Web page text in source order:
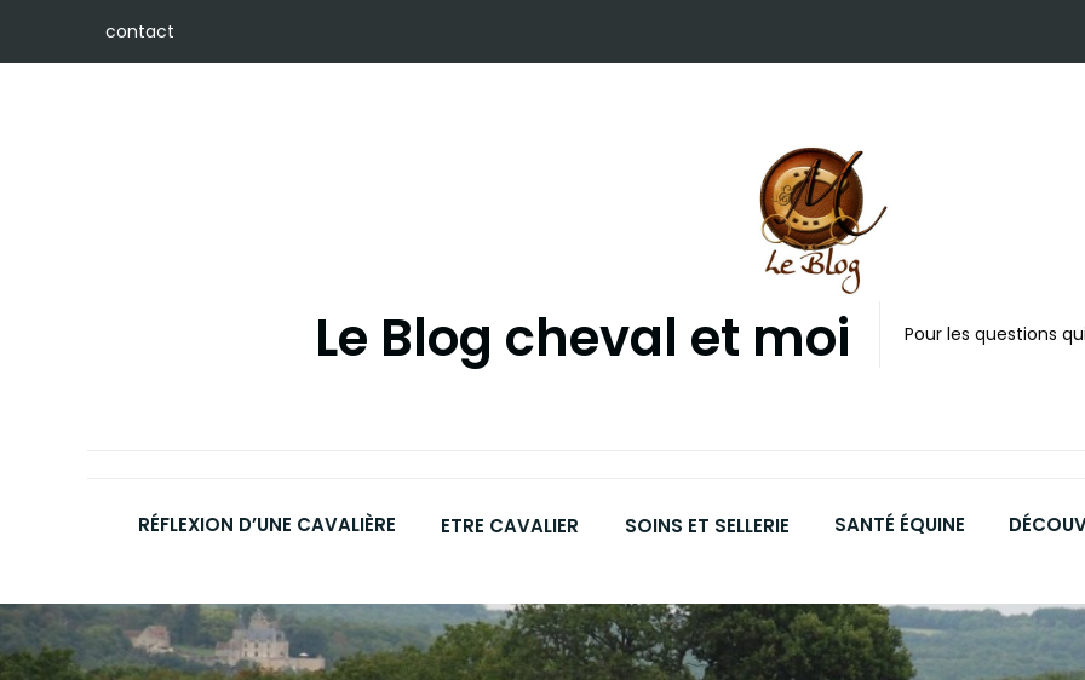
contact
Le Blog cheval et moi Pour les questions
RÉFLEXION D’UNE CAVALIÈRE ETRE CAVALIER SOINS ET SELLERIE SANTÉ ÉQUINE